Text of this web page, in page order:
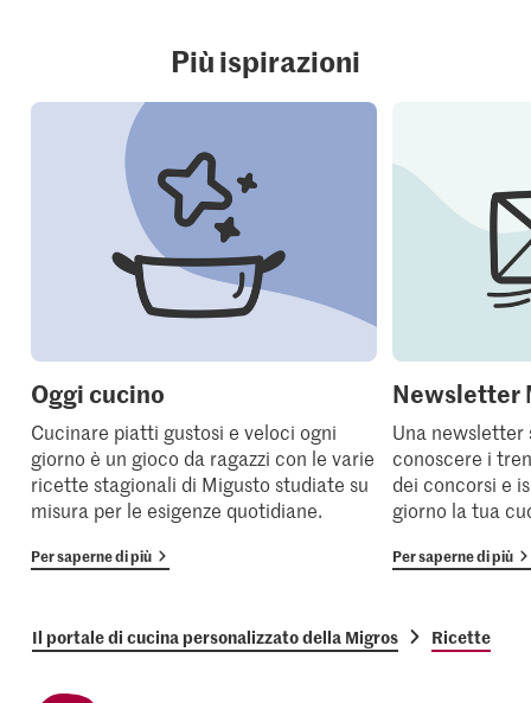
Più ispirazioni
Oggi cucino
Cucinare piatti gustosi e veloci ogni
giorno è un gioco da ragazzi con le varie
ricette stagionali di Migusto studiate su
misura per le esigenze quotidiane.
Per saperne di più
Newsletter
Una
conoscere i
dei concorsi e
giorno la tua
Per saperne di più
Il portale di cucina personalizzato della Migros Ricette